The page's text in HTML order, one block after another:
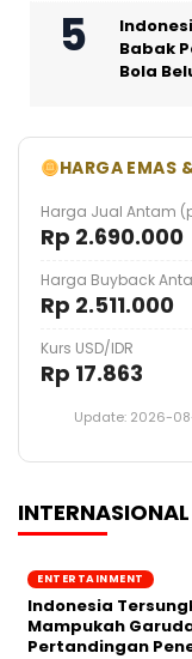
Babak
Bola
HARGA EMAS
Harga Jual Antam
Rp 2.690.000
Harga Buyback
Rp 2.511.000
Kurs USD/IDR
Rp 17.863
Update: 2026-
INTERNASIONAL
ENTERTAINMENT
Indonesia
Mampukah
Pertandingan